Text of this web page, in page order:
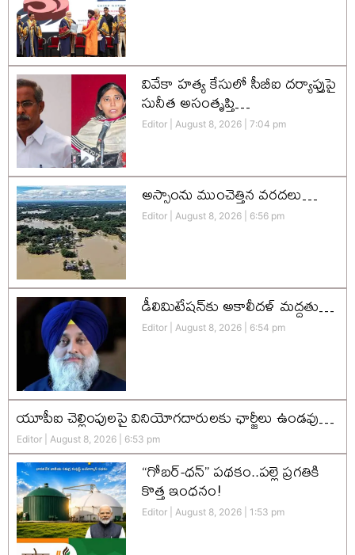
వివేకా హత్య కేసులో సీబీఐ దర్యాప్తుపై
సునీత అసంతృప్తి…
Editor August 8, 2026 7:04 pm
అస్సాంను ముంచెత్తిన వరదలు…
Editor August 8, 2026 6:56 pm
డీలిమిటేషన్‌కు అకాలీదళ్‌ మద్దతు…
Editor August 8, 2026 6:54 pm
యూపీఐ చెల్లింపులపై వినియోగదారులకు ఛార్జీలు ఉండవు…
Editor August 8, 2026 6:53 pm
“గోబర్-ధన్” పథకం..పల్లె ప్రగతికి
కొత్త ఇంధనం!
Editor August 8, 2026 1:53 pm